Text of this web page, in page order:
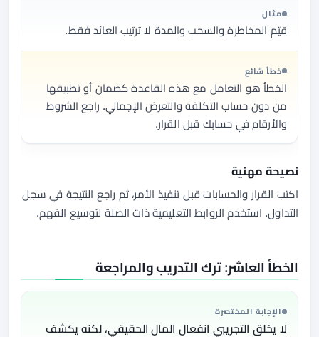
مثال
قيّم المخاطرة والسحب والمدة لا ترتيب العائد فقط.
خطأ شائع
الخطأ هو التعامل مع هذه القاعدة كضمان أو تطبيقها
من دون حساب التكلفة والتعرض الإجمالي. راجع الشروط
والأرقام في حسابك قبل القرار.
نصيحة مهنية
اكتب القرار والحسابات قبل تنفيذ الأمر، ثم راجع النتيجة في سجل
التداول. استخدم الروابط التعليمية ذات الصلة لتوسيع الفهم.
الخطأ العاشر: ترك التدريب والمراجعة
الإجابة المختصرة
لا يخلق التجريبي انفعال المال الحقيقي، لكنه يكشف